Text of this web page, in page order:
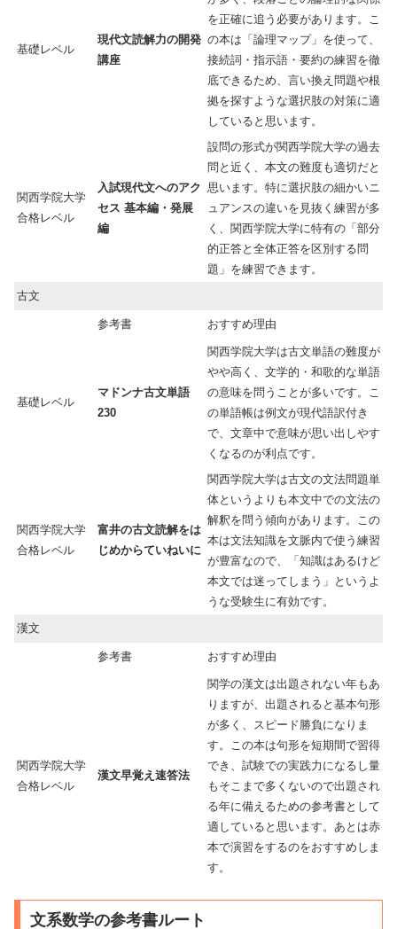
基礎レベル
現代文読解力の開発
講座
を正確に追う必要があります。こ
の本は「論理マップ」を使って、
接続詞・指示語・要約の練習を徹
底できるため、言い換え問題や根
拠を探すような選択肢の対策に適
していると思います。
関西学院大学
合格レベル
入試現代文へのアク
セス 基本編・発展
編
設問の形式が関西学院大学の過去
問と近く、本文の難度も適切だと
思います。特に選択肢の細かいニ
ュアンスの違いを見抜く練習が多
く、関西学院大学に特有の「部分
的正答と全体正答を区別する問
題」を練習できます。
古文
参考書 おすすめ理由
基礎レベル
マドンナ古文単語
230
関西学院大学は古文単語の難度が
やや高く、文学的・和歌的な単語
の意味を問うことが多いです。こ
の単語帳は例文が現代語訳付き
で、文章中で意味が思い出しやす
くなるのが利点です。
関西学院大学
合格レベル
富井の古文読解をは
じめからていねいに
関西学院大学は古文の文法問題単
体というよりも本文中での文法の
解釈を問う傾向があります。この
本は文法知識を文脈内で使う練習
が豊富なので、「知識はあるけど
本文では迷ってしまう」というよ
うな受験生に有効です。
漢文
参考書 おすすめ理由
関西学院大学
合格レベル
漢文早覚え速答法
関学の漢文は出題されない年もあ
りますが、出題されると基本句形
が多く、スピード勝負になりま
す。この本は句形を短期間で習得
でき、試験での実践力になるし量
もそこまで多くないので出題され
る年に備えるための参考書として
適していると思います。あとは赤
本で演習をするのをおすすめしま
す。
文系数学の参考書ルート